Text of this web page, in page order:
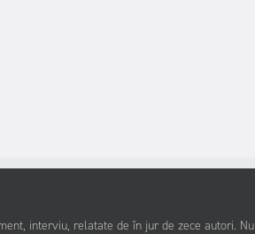
interviu, relatate de în jur de zece autori. Nu